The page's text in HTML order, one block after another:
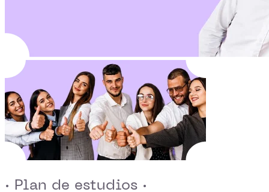
· Plan de estudios ·